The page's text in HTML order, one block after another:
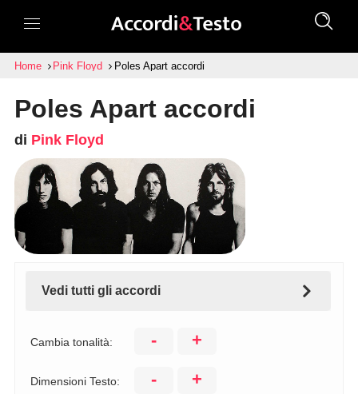
Home Pink Floyd Poles Apart accordi
Poles Apart accordi
di Pink Floyd
Vedi tutti gli accordi
Cambia tonalità: - +
Dimensioni Testo: - +